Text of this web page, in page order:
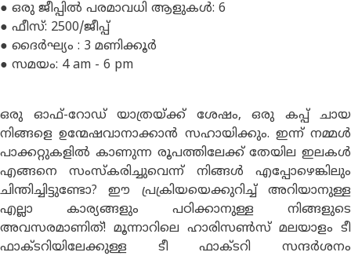
● ഒരു ജീപ്പിൽ പരമാവധി ആളുകൾ: 6
● ഫീസ്: 2500/ജീപ്പ്
● ദൈർഘ്യം : 3 മണിക്കൂർ
● സമയം: 4 am - 6 pm
ഒരു ഓഫ്-റോഡ് യാത്രയ്ക്ക് ശേഷം, ഒരു കപ്പ് ചായ
നിങ്ങളെ ഉന്മേഷവാനാക്കാൻ സഹായിക്കും. ഇന്ന് നമ്മൾ
പാക്കറ്റുകളിൽ കാണുന്ന രൂപത്തിലേക്ക് തേയില ഇലകൾ
എങ്ങനെ സംസ്കരിച്ചുവെന്ന് നിങ്ങൾ എപ്പോഴെങ്കിലും
ചിന്തിച്ചിട്ടുണ്ടോ? ഈ പ്രക്രിയയെക്കുറിച്ച് അറിയാനുള്ള
എല്ലാ കാര്യങ്ങളും പഠിക്കാനുള്ള നിങ്ങളുടെ
അവസരമാണിത്! മൂന്നാറിലെ ഹാരിസൺസ് മലയാളം ടീ
ഫാക്ടറിയിലേക്കുള്ള ടീ ഫാക്ടറി സന്ദർശനം